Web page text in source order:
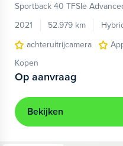
Sportback 40 TFSIe
2021
52.979 km
achteruitrijcamera
Kopen
Op aanvraag
Bekijken